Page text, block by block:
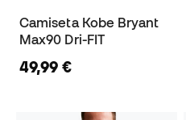
Camiseta Kobe Bryant
Max90 Dri-FIT
49,99 €